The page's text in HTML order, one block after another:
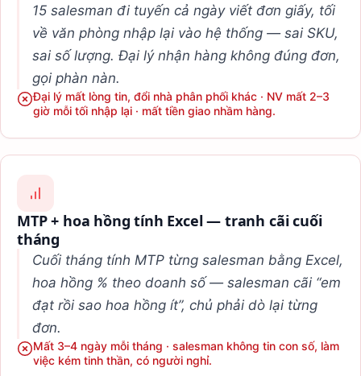
15 salesman đi tuyến cả ngày viết đơn giấy, tối
về văn phòng nhập lại vào hệ thống — sai SKU,
sai số lượng. Đại lý nhận hàng không đúng đơn,
gọi phàn nàn.
Đại lý mất lòng tin, đổi nhà phân phối khác · NV mất 2–3
giờ mỗi tối nhập lại · mất tiền giao nhầm hàng.
MTP + hoa hồng tính Excel — tranh cãi cuối
tháng
Cuối tháng tính MTP từng salesman bằng Excel,
hoa hồng % theo doanh số — salesman cãi “em
đạt rồi sao hoa hồng ít”, chủ phải dò lại từng
đơn.
Mất 3–4 ngày mỗi tháng · salesman không tin con số, làm
việc kém tinh thần, có người nghỉ.